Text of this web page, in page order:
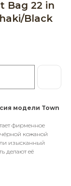
Bag 22 in
Black
модели Town
фирменное
кожаной
изысканный
делают её